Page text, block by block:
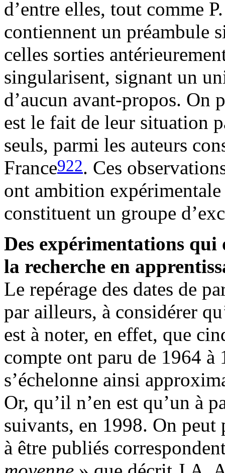
d’entre elles, tout comme
contiennent un préambule
celles sorties
singularisent, signant un
d’aucun avant-propos. On
est le fait de leur situation
seuls, parmi les auteurs
France922. Ces
ont ambition
constituent un groupe
Des expérimentations qui
la recherche en
Le repérage des dates de
par ailleurs, à considérer
est à noter, en effet, que
compte ont paru de 1964
s’échelonne ainsi
Or, qu’il n’en est qu’un à
suivants, en 1998. On peut
à être publiés